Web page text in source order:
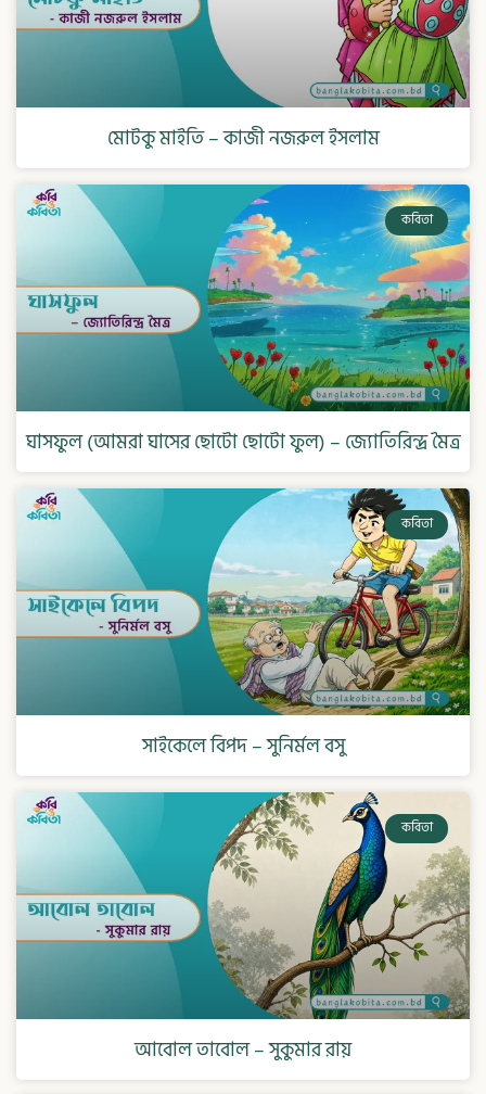
মোটকু মাইতি – কাজী নজরুল ইসলাম
কবিতা
ঘাসফুল (আমরা ঘাসের ছোটো ছোটো ফুল) – জ্যোতিরিন্দ্র মৈত্র
কবিতা
সাইকেলে বিপদ – সুনির্মল বসু
কবিতা
আবোল তাবোল – সুকুমার রায়